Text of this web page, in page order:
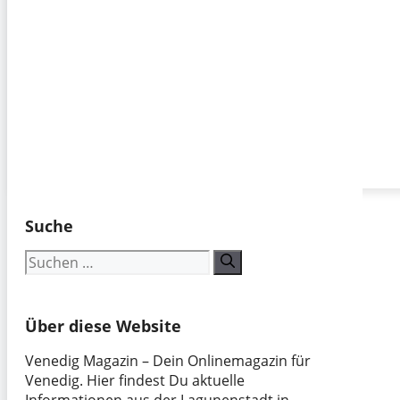
Suche
Suchen
nach:
Über diese Website
Venedig Magazin – Dein Onlinemagazin für
Venedig. Hier findest Du aktuelle